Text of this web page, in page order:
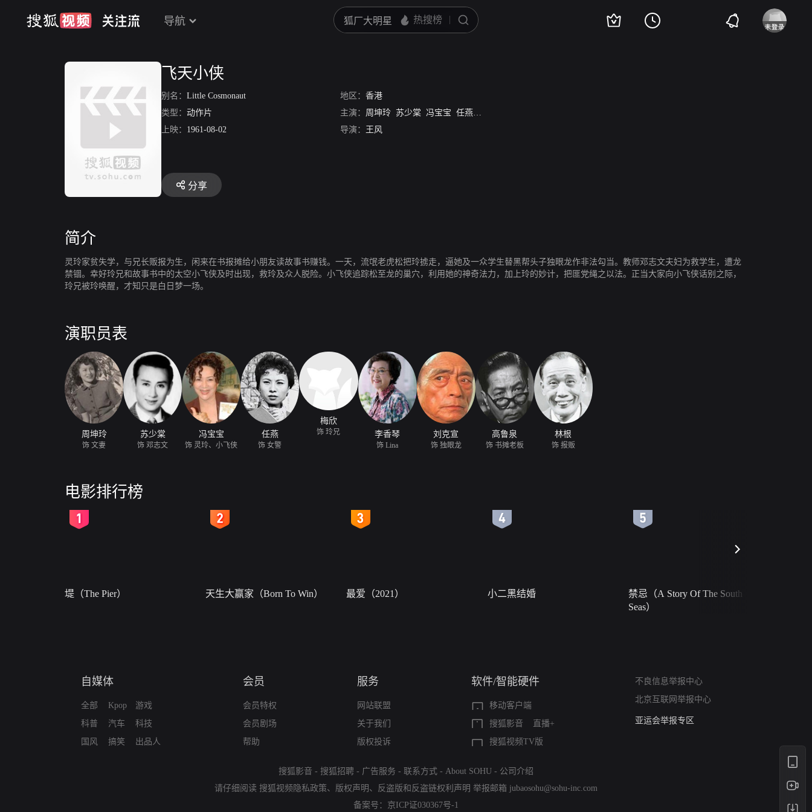
导航
飞天小侠
别名： Little Cosmonaut 地区： 香港
类型： 动作片 主演： 周坤玲 苏少棠 冯宝宝 任燕 梅欣
上映： 1961-08-02 导演： 王风
分享
简介
灵玲家贫失学，与兄长贩报为生，闲来在书报摊给小朋友读故事书赚钱。一天，流氓老虎松把玲掳走，逼她及一众学生替黑帮头子独眼龙作非法勾当。教师邓志文夫妇为救学生，遭龙
禁锢。幸好玲兄和故事书中的太空小飞侠及时出现，救玲及众人脱险。小飞侠追踪松至龙的巢穴，利用她的神奇法力，加上玲的妙计，把匪党绳之以法。正当大家向小飞侠话别之际，
玲兄被玲唤醒，才知只是白日梦一场。
演职员表
周坤玲
饰 文妻
苏少棠
饰 邓志文
冯宝宝
饰 灵玲、小飞侠
任燕
饰 女警
梅欣
饰 玲兄 李香琴
饰 Lina
刘克宣
饰 独眼龙
高鲁泉
饰 书摊老板
林根
饰 报贩
电影排行榜
堤（The Pier） 天生大赢家（Born To Win） 最爱（2021） 小二黑结婚
禁忌（A Story Of The South
Seas）
自媒体
全部
科普
国风
Kpop
汽车
搞笑
游戏
科技
出品人
会员
会员特权
会员剧场
帮助
服务
网站联盟
关于我们
版权投诉
软件/智能硬件
移动客户端
搜狐影音
直播+
搜狐视频TV版
不良信息举报中心
北京互联网举报中心
算法推荐专项举报
亚运会举报专区
搜狐影音 - 搜狐招聘 - 广告服务 - 联系方式 - About SOHU - 公司介绍
请仔细阅读 搜狐视频隐私政策、 版权声明 、 反盗版和反盗链权利声明 举报邮箱 jubaosohu@sohu-inc.com
备案号： 京ICP证030367号-1